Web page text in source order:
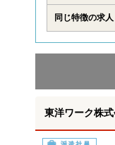
同じ特徴の求人
東洋ワーク株